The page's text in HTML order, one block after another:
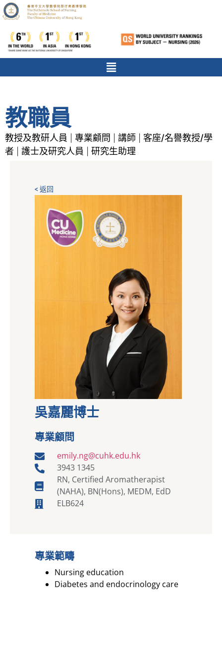
教職員
教授及教研人員 專業顧問 講師
客座/名譽教授/學
者
護士及研究人員 研究生助理
< 返回
吳嘉麗博士
專業顧問
emily.ng@cuhk.edu.hk
3943 1345
RN, Certified Aromatherapist
(NAHA), BN(Hons), MEDM, EdD
ELB624
專業範疇
Nursing education
Diabetes and endocrinology care